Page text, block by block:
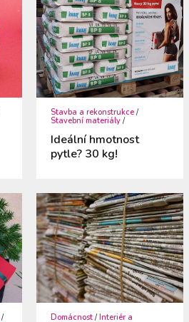
Stavba a rekonstrukce /
Stavební materiály /
Ideální hmotnost
pytle? 30 kg!
/ Domácnost / Interiér a